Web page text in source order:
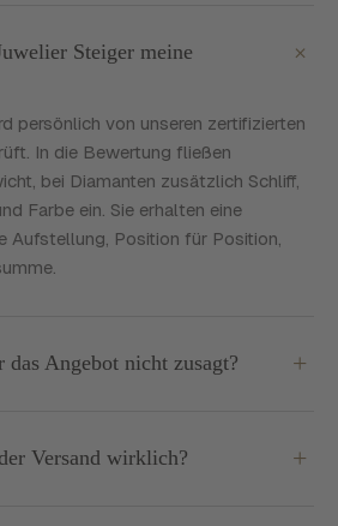
Steiger meine
+
persönlich von unseren zertifizierten
In die Bewertung fließen
bei Diamanten zusätzlich Schliff,
Farbe ein. Sie erhalten eine
Aufstellung, Position für Position,
das Angebot nicht zusagt? +
von 50 €. Das ist unsere Gold-
Versand wirklich? +